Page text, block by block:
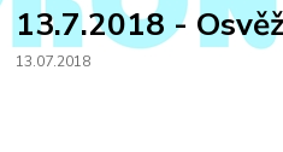
13.7.2018 -
13.07.2018